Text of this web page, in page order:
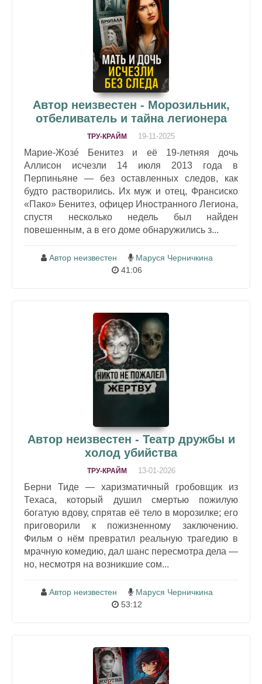
Автор неизвестен - Морозильник,
отбеливатель и тайна легионера
ТРУ-КРАЙМ 19-11-2025
Марие-Жозé Бенитез и её 19-летняя дочь
Аллисон исчезли 14 июля 2013 года в
Перпиньяне — без оставленных следов, как
будто растворились. Их муж и отец, Франсиско
«Пако» Бенитез, офицер Иностранного Легиона,
спустя несколько недель был найден
повешенным, а в его доме обнаружились з...
Автор неизвестен
Маруся Черничкина
41:06
Автор неизвестен - Театр дружбы и
холод убийства
ТРУ-КРАЙМ 13-01-2026
Берни Тиде — харизматичный гробовщик из
Техаса, который душил смертью пожилую
богатую вдову, спрятав её тело в морозилке; его
приговорили к пожизненному заключению.
Фильм о нём превратил реальную трагедию в
мрачную комедию, дал шанс пересмотра дела —
но, несмотря на возникшие сом...
Автор неизвестен
Маруся Черничкина
53:12